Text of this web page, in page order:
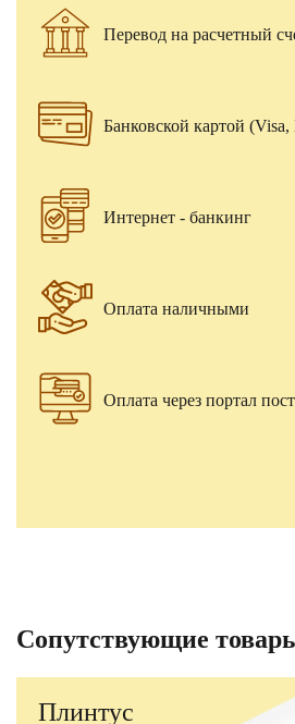
Перевод на расчетный
Банковской картой
Интернет - банкинг
Оплата наличными
Оплата через портал
Сопутствующие
Плинтус